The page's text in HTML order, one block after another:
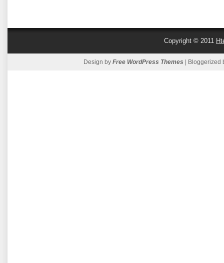
Copyright © 2011
Design by Free WordPress Themes | Bloggerized